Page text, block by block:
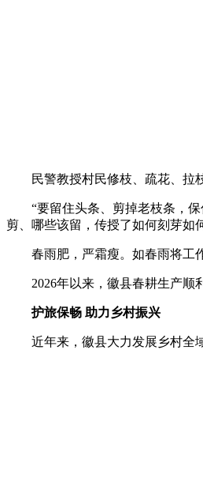
民警教授村民修枝、疏花、拉
“要留住头条、剪掉老枝条，保
剪、哪些该留，传授了如何刻芽
春雨肥，严霜瘦。如春雨将工作
2026年以来，徽县春耕生产顺利
护旅保畅 助力乡村振兴
近年来，徽县大力发展乡村全域